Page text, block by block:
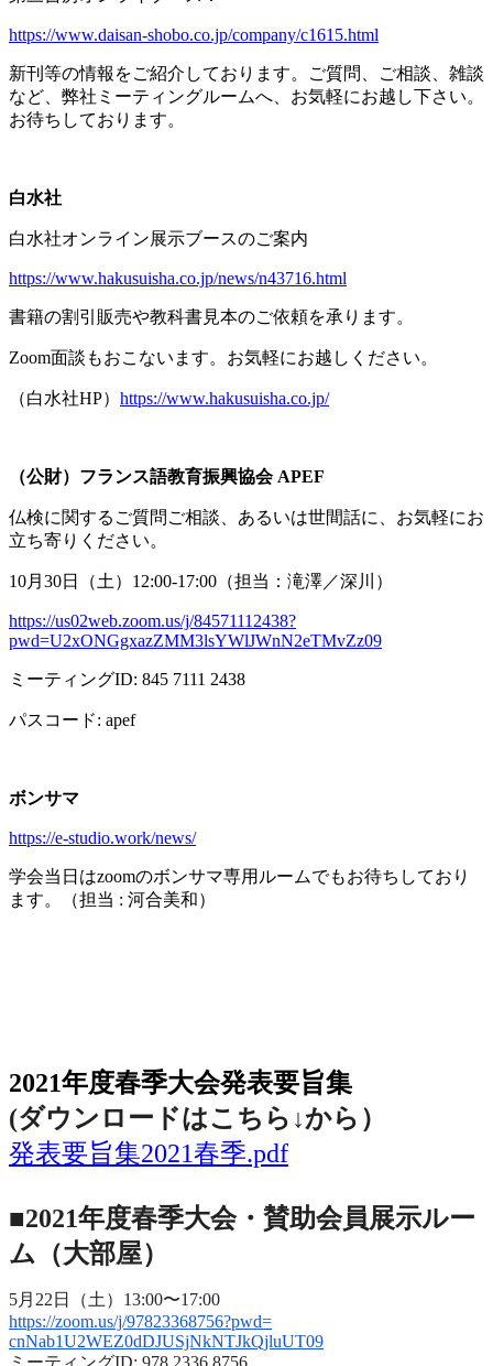
https://www.daisan-shobo.co.jp/company/c1615.html
新刊等の情報をご紹介しております。ご質問、ご相談、雑談
など、弊社ミーティングルームへ、お気軽にお越し下さい。
お待ちしております。
白水社
白水社オンライン展示ブースのご案内
https://www.hakusuisha.co.jp/news/n43716.html
書籍の割引販売や教科書見本のご依頼を承ります。
Zoom面談もおこないます。お気軽にお越しください。
（白水社HP） https://www.hakusuisha.co.jp/
（公財）フランス語教育振興協会APEF
仏検に関するご質問ご相談、あるいは世間話に、お気軽にお
立ち寄りください。
10月 30日（土） 12:00-17:00 （担当：滝澤／深川）
https://us02web.zoom.us/j/84571112438?
pwd=U2xONGgxazZMM3lsYWlJWnN2eTMvZz09
ミーティングID: 845 7111 2438
パスコード: apef
ボンサマ
https://e-studio.work/news/
学会当日はzoomのボンサマ専用ルームでもお待ちしており
ます。（担当 : 河合美和）
2021年度春季大会発表要旨集
(ダウンロードはこちら↓から ）
発表要旨集2021春季.pdf
■2021年度春季大会・賛助会員展示ルー
ム（大部屋）
5月22日（土）13:00〜17:00
https://zoom.us/j/97823368756?pwd=
cnNab1U2WEZ0dDJUSjNkNTJkQjluUT09